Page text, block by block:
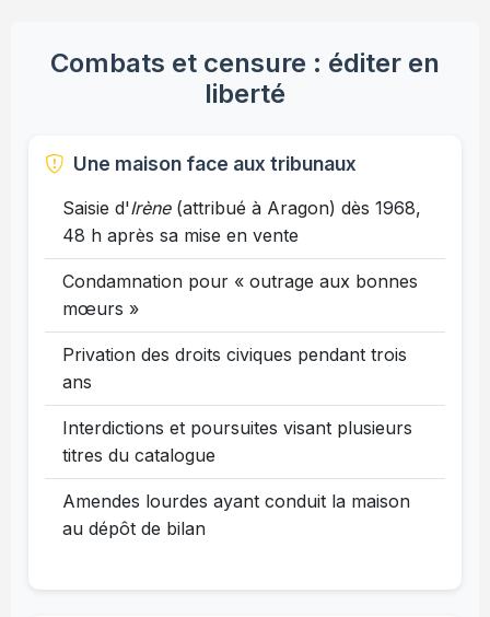
Combats et censure : éditer en
liberté
Une maison face aux tribunaux
Saisie d'Irène(attribué à Aragon) dès 1968,
48 h après sa mise en vente
Condamnation pour « outrage aux bonnes
mœurs »
Privation des droits civiques pendant trois
ans
Interdictions et poursuites visant plusieurs
titres du catalogue
Amendes lourdes ayant conduit la maison
au dépôt de bilan